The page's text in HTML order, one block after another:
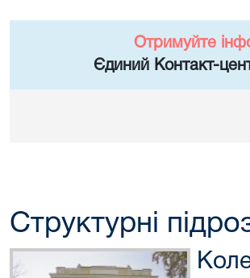
Отримуйте
Єдиний Контакт-
Структурні